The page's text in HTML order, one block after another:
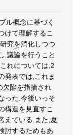
ル概念に基づく
けて理解するこ
究を消化しつつ
,議論を行うこと
れについては,2
発表では,これま
欠陥を指摘され
った.今後いっそ
構造を見直すこ
えている.また,夏
討するためもあ